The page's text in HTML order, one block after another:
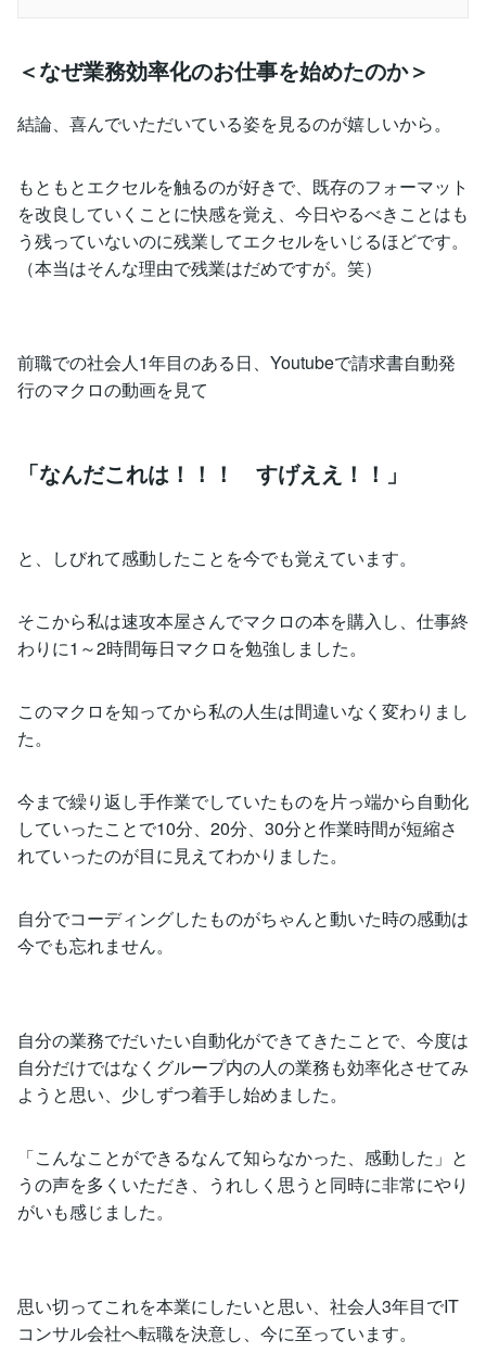
＜なぜ業務効率化のお仕事を始めたのか＞
結論、喜んでいただいている姿を見るのが嬉しいから。
もともとエクセルを触るのが好きで、既存のフォーマット
を改良していくことに快感を覚え、今日やるべきことはも
う残っていないのに残業してエクセルをいじるほどです。
（本当はそんな理由で残業はだめですが。笑）
前職での社会人1年目のある日、Youtubeで請求書自動発
行のマクロの動画を見て
「なんだこれは！！！ すげええ！！」
と、しびれて感動したことを今でも覚えています。
そこから私は速攻本屋さんでマクロの本を購入し、仕事終
わりに1～2時間毎日マクロを勉強しました。
このマクロを知ってから私の人生は間違いなく変わりまし
た。
今まで繰り返し手作業でしていたものを片っ端から自動化
していったことで10分、20分、30分と作業時間が短縮さ
れていったのが目に見えてわかりました。
自分でコーディングしたものがちゃんと動いた時の感動は
今でも忘れません。
自分の業務でだいたい自動化ができてきたことで、今度は
自分だけではなくグループ内の人の業務も効率化させてみ
ようと思い、少しずつ着手し始めました。
「こんなことができるなんて知らなかった、感動した」と
うの声を多くいただき、うれしく思うと同時に非常にやり
がいも感じました。
思い切ってこれを本業にしたいと思い、社会人3年目でIT
コンサル会社へ転職を決意し、今に至っています。